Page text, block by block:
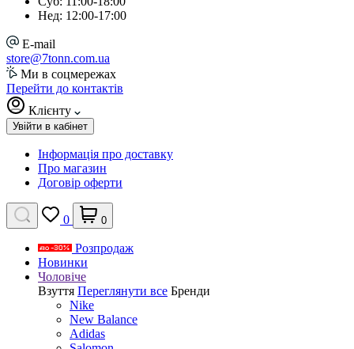
Нед: 12:00-17:00
E-mail
store@7tonn.com.ua
Ми в соцмережах
Перейти до контактів
Клієнту
Увійти в кабінет
Інформація про доставку
Про магазин
Договір оферти
0 0
Розпродаж
Новинки
Чоловіче
Взуття Переглянути все Бренди
Nike
New Balance
Adidas